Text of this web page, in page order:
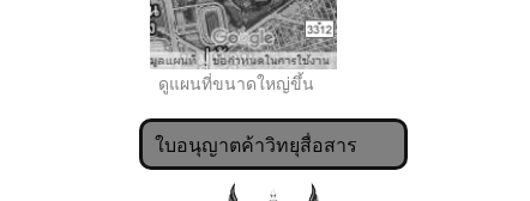
ดูแผนที่ขนาดใหญ่ขึ้น
ใบอนุญาตค้าวิทยุสื่อสาร